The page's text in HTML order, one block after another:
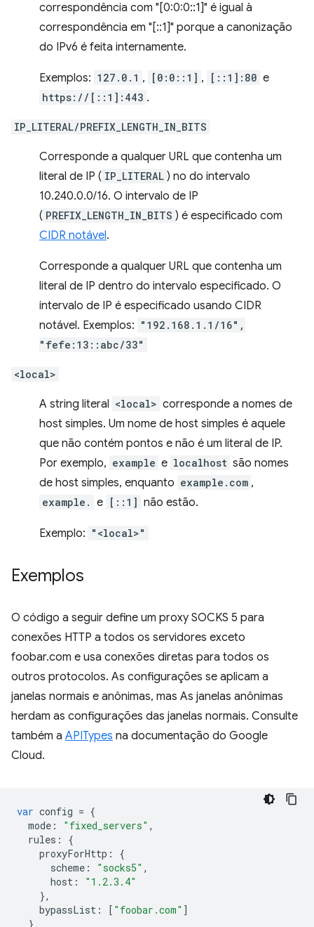
correspondência com "[0:0:0::1]" é igual à
correspondência em "[::1]" porque a canonização
do IPv6 é feita internamente.
Exemplos: 127.0.1 , [0:0::1] , [::1]:80 e
https://[::1]:443 .
IP_LITERAL/PREFIX_LENGTH_IN_BITS
Corresponde a qualquer URL que contenha um
literal de IP ( IP_LITERAL ) no do intervalo
10.240.0.0/16. O intervalo de IP
( PREFIX_LENGTH_IN_BITS ) é especificado com
CIDR notável.
Corresponde a qualquer URL que contenha um
literal de IP dentro do intervalo especificado. O
intervalo de IP é especificado usando CIDR
notável. Exemplos: "192.168.1.1/16",
"fefe:13::abc/33"
<local>
A string literal <local> corresponde a nomes de
host simples. Um nome de host simples é aquele
que não contém pontos e não é um literal de IP.
Por exemplo, example e localhost são nomes
de host simples, enquanto example.com ,
example. e [::1] não estão.
Exemplo: "<local>"
Exemplos
O código a seguir define um proxy SOCKS 5 para
conexões HTTP a todos os servidores exceto
foobar.com e usa conexões diretas para todos os
outros protocolos. As configurações se aplicam a
janelas normais e anônimas, mas As janelas anônimas
herdam as configurações das janelas normais. Consulte
também a APITypes na documentação do Google
Cloud.
var config = {
mode : "fixed_servers" ,
rules :
{
proxyForHttp :
{
scheme : "socks5" ,
host :
"1.2.3.4"
},
bypassList : [ "foobar.com" ]
}